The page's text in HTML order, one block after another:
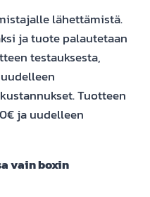
lähettämistä.
ja tuote palautetaan
testauksesta,
Tuotteen
ja uudelleen
vain boxin